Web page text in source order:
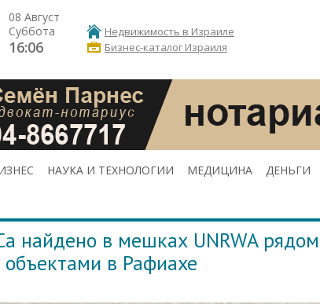
08 Август
Суббота
16:06
Недвижимость в Израиле
Бизнес-каталог Израиля
НАУКА И ТЕХНОЛОГИИ МЕДИЦИНА ДЕНЬГИ
найдено в мешках UNRWA
в Рафиахе